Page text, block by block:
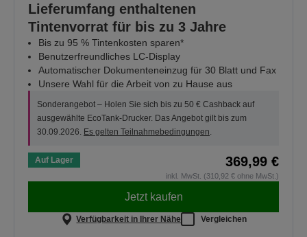
Lieferumfang enthaltenen
Tintenvorrat für bis zu 3 Jahre
Bis zu 95 % Tintenkosten sparen*
Benutzerfreundliches LC-Display
Automatischer Dokumenteneinzug für 30 Blatt und Fax
Unsere Wahl für die Arbeit von zu Hause aus
Sonderangebot – Holen Sie sich bis zu 50 € Cashback auf
ausgewählte EcoTank-Drucker. Das Angebot gilt bis zum
30.09.2026. Es gelten Teilnahmebedingungen.
Auf Lager 369,99 €
inkl. MwSt. (310,92 € ohne MwSt.)
Jetzt kaufen
Verfügbarkeit in Ihrer Nähe Vergleichen